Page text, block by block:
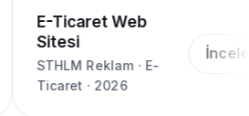
E-Ticaret Web
Sitesi
STHLM Reklam · E-
Ticaret · 2026
İncele